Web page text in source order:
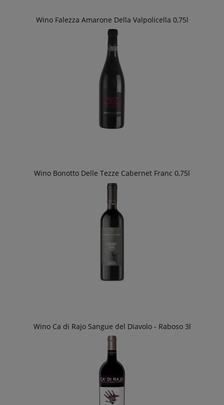
Wino Falezza Amarone Della Valpolicella 0,75l
Wino Bonotto Delle Tezze Cabernet Franc 0,75l
Wino Ca di Rajo Sangue del Diavolo - Raboso 3l